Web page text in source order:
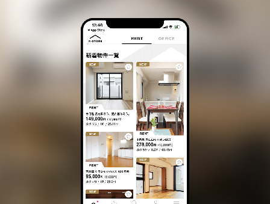
また、コンサルティング、プライバシーマーク申請、ISMS申請業務
におきまして第三者と共同して業務を遂行する場合に 個人情報の
取り扱いを委託する場合 があります。
個人情報の第三者提供について
本サイトは、個人情報保護法等の法令に定めのある場合を除き、
個人情報をあらかじめご本人の同意を得ることなく、第三者に提供
個人情報の開示・訂正等について
本サイトは、ご本人から自己の個人情報についての開示の請求があ
る場合、速やかに開示をいたします。
その際、ご本人であることが確認できない場合 には、開示に応じ
個人情報の内容に誤りがあり、ご本人から訂正・追加・削除の請求
がある場合、調査の上、速やかにこれらの請求に対応いたします。